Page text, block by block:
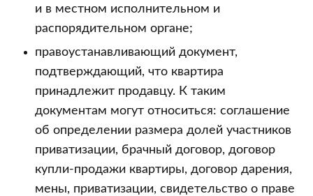
и в местном исполнительном и
распорядительном органе;
правоустанавливающий документ,
подтверждающий, что квартира
принадлежит продавцу. К таким
документам могут относиться: соглашение
об определении размера долей участников
приватизации, брачный договор, договор
купли-продажи квартиры, договор дарения,
мены, приватизации, свидетельство о праве